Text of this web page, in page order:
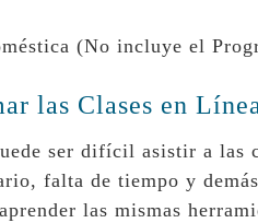
(No incluye el
las Clases en
ser difícil asistir a las
falta de tiempo y
las mismas